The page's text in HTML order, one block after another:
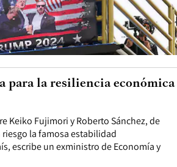
Keiko Fujimori y Roberto Sánchez, de
la famosa estabilidad
escribe un exministro de Economía y
para la resiliencia económica